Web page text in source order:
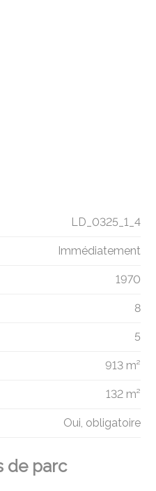
LD_0325_1_4
Immédiatement
1970
8
5
913 m²
132 m²
Oui, obligatoire
de parc